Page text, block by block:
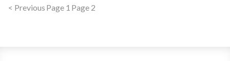
< Previous Page 1 Page 2